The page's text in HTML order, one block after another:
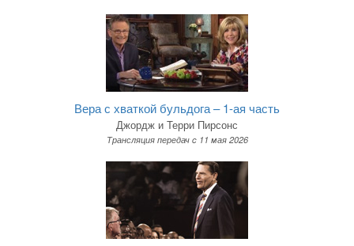
Вера с хваткой бульдога – 1-ая часть
Джордж и Терри Пирсонс
Трансляция передач c 11 мая 2026